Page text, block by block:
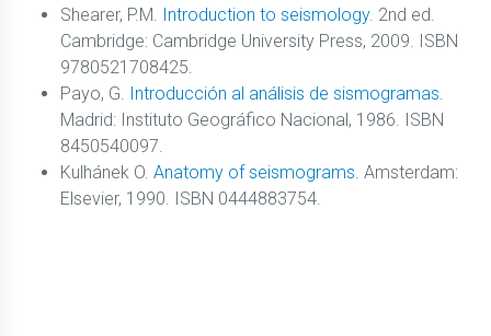
Shearer, P.M. Introduction to seismology. 2nd ed.
Cambridge: Cambridge University Press, 2009. ISBN
9780521708425.
Payo, G. Introducción al análisis de sismogramas.
Madrid: Instituto Geográfico Nacional, 1986. ISBN
8450540097.
Kulhánek O. Anatomy of seismograms. Amsterdam:
Elsevier, 1990. ISBN 0444883754.